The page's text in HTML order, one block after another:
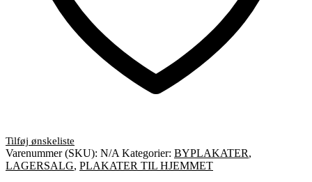
Varenummer (SKU): N/A Kategorier: BYPLAKATER,
LAGERSALG, PLAKATER TIL HJEMMET